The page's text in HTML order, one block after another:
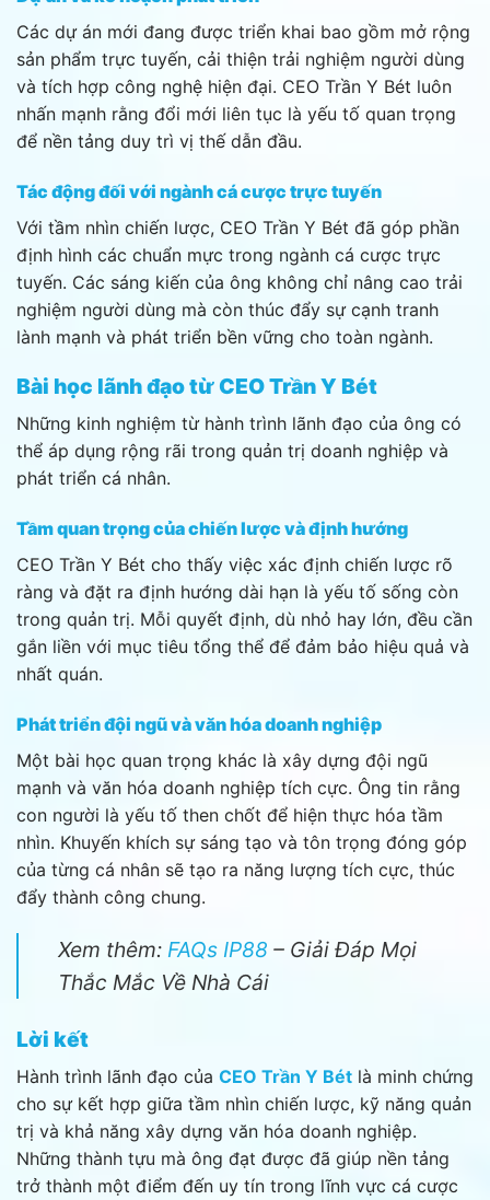
Các dự án mới đang được triển khai bao gồm mở rộng
sản phẩm trực tuyến, cải thiện trải nghiệm người dùng
và tích hợp công nghệ hiện đại. CEO Trần Y Bét luôn
nhấn mạnh rằng đổi mới liên tục là yếu tố quan trọng
để nền tảng duy trì vị thế dẫn đầu.
Tác động đối với ngành cá cược trực tuyến
Với tầm nhìn chiến lược, CEO Trần Y Bét đã góp phần
định hình các chuẩn mực trong ngành cá cược trực
tuyến. Các sáng kiến của ông không chỉ nâng cao trải
nghiệm người dùng mà còn thúc đẩy sự cạnh tranh
lành mạnh và phát triển bền vững cho toàn ngành.
Bài học lãnh đạo từ CEO Trần Y Bét
Những kinh nghiệm từ hành trình lãnh đạo của ông có
thể áp dụng rộng rãi trong quản trị doanh nghiệp và
phát triển cá nhân.
Tầm quan trọng của chiến lược và định hướng
CEO Trần Y Bét cho thấy việc xác định chiến lược rõ
ràng và đặt ra định hướng dài hạn là yếu tố sống còn
trong quản trị. Mỗi quyết định, dù nhỏ hay lớn, đều cần
gắn liền với mục tiêu tổng thể để đảm bảo hiệu quả và
nhất quán.
Phát triển đội ngũ và văn hóa doanh nghiệp
Một bài học quan trọng khác là xây dựng đội ngũ
mạnh và văn hóa doanh nghiệp tích cực. Ông tin rằng
con người là yếu tố then chốt để hiện thực hóa tầm
nhìn. Khuyến khích sự sáng tạo và tôn trọng đóng góp
của từng cá nhân sẽ tạo ra năng lượng tích cực, thúc
đẩy thành công chung.
Xem thêm: FAQs IP88 – Giải Đáp Mọi
Thắc Mắc Về Nhà Cái
Lời kết
Hành trình lãnh đạo của CEO Trần Y Bét là minh chứng
cho sự kết hợp giữa tầm nhìn chiến lược, kỹ năng quản
trị và khả năng xây dựng văn hóa doanh nghiệp.
Những thành tựu mà ông đạt được đã giúp nền tảng
trở thành một điểm đến uy tín trong lĩnh vực cá cược